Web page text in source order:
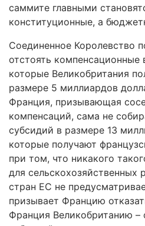
саммите главными
конституционные, а
Соединенное Королевство
отстоять
которые Великобритания
размере 5 миллиардов
Франция, призывающая
компенсаций, сама не
субсидий в размере 13
которые получают
при том, что никакого
для сельскохозяйственных
стран ЕС не
призывает Францию
Франция Великобританию –